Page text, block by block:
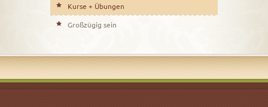
Kurse + Übungen
Großzügig sein